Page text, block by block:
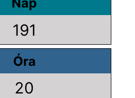
191
Óra
20